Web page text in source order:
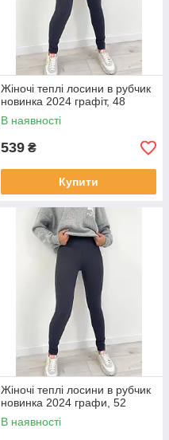
Жіночі теплі лосини в рубчик
новинка 2024 графіт, 48
В наявності
539 ₴
Купити
Жіночі теплі лосини в рубчик
новинка 2024 графи, 52
В наявності